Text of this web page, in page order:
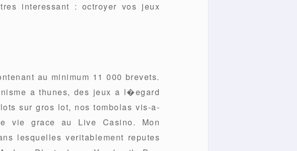
interessant : octroyer vos jeux
au minimum 11 000 brevets.
a thunes, des jeux a l�egard
sur gros lot, nos tombolas vis-a-
vie grace au Live Casino. Mon
lesquelles veritablement reputes